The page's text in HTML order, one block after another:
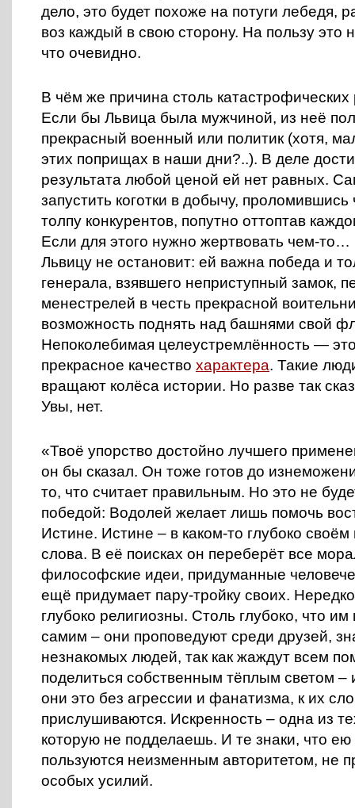
дело, это будет похоже на потуги лебедя,
воз каждый в свою сторону. На пользу это
что очевидно.
В чём же причина столь катастрофических
Если бы Львица была мужчиной, из неё
прекрасный военный или политик (хотя,
этих поприщах в наши дни?..). В деле
результата любой ценой ей нет равных.
запустить коготки в добычу,
толпу конкурентов, попутно оттоптав
Если для этого нужно жертвовать чем-то…
Львицу не остановит: ей важна победа и
генерала, взявшего неприступный замок,
менестрелей в честь прекрасной
возможность поднять над башнями свой
Непоколебимая целеустремлённость —
прекрасное качество характера. Такие
вращают колёса истории. Но разве так
Увы, нет.
«Твоё упорство достойно лучшего
он бы сказал. Он тоже готов до
то, что считает правильным. Но это не
победой: Водолей желает лишь помочь
Истине. Истине – в каком-то глубоко
слова. В её поисках он переберёт все
философские идеи, придуманные
ещё придумает пару-тройку своих.
глубоко религиозны. Столь глубоко, что
самим – они проповедуют среди друзей,
незнакомых людей, так как жаждут всем
поделиться собственным тёплым светом –
они это без агрессии и фанатизма, к их
прислушиваются. Искренность – одна из
которую не подделаешь. И те знаки, что
пользуются неизменным авторитетом, не
особых усилий.